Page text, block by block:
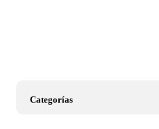
Categorías